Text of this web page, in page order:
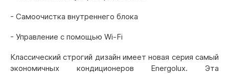
- Самоочистка внутреннего блока
- Управление с помощью Wi-Fi
Классический строгий дизайн имеет новая серия самый
экономичных кондиционеров Energolux. Эта